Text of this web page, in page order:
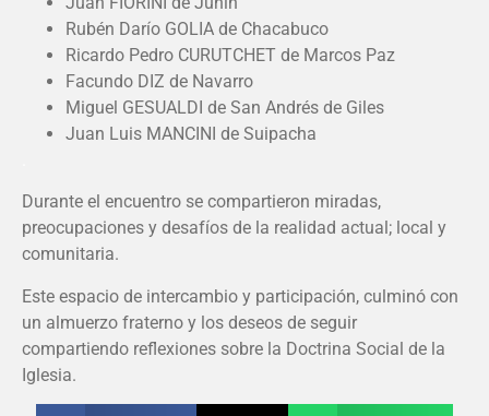
Rubén Darío GOLIA de Chacabuco
Ricardo Pedro CURUTCHET de Marcos Paz
Facundo DIZ de Navarro
Miguel GESUALDI de San Andrés de Giles
Juan Luis MANCINI de Suipacha
Durante el encuentro se compartieron miradas,
preocupaciones y desafíos de la realidad actual; local y
comunitaria.
Este espacio de intercambio y participación, culminó con
un almuerzo fraterno y los deseos de seguir
compartiendo reflexiones sobre la Doctrina Social de la
Iglesia.